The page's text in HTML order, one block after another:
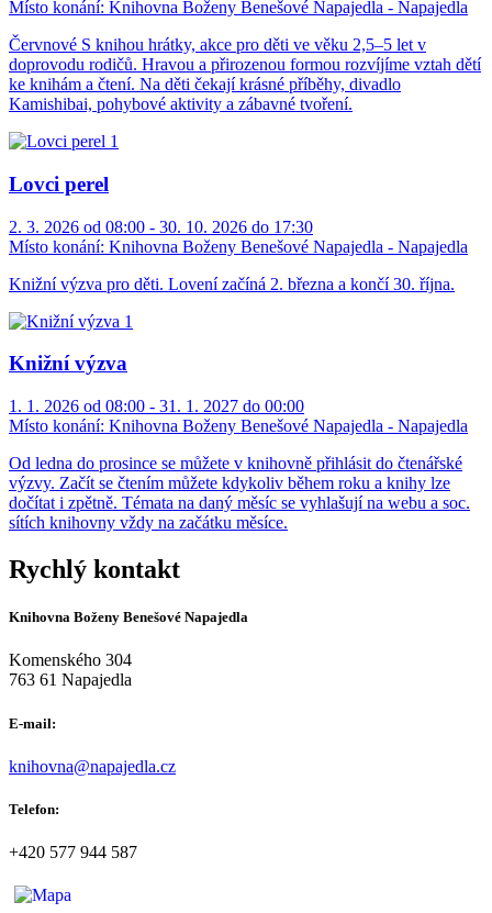
Místo konání: Knihovna Boženy Benešové Napajedla - Napajedla
Červnové S knihou hrátky, akce pro děti ve věku 2,5–5 let v
doprovodu rodičů. Hravou a přirozenou formou rozvíjíme vztah dětí
ke knihám a čtení. Na děti čekají krásné příběhy, divadlo
Kamishibai, pohybové aktivity a zábavné tvoření.
Lovci perel
2. 3. 2026 od 08:00 - 30. 10. 2026 do 17:30
Místo konání: Knihovna Boženy Benešové Napajedla - Napajedla
Knižní výzva pro děti. Lovení začíná 2. března a končí 30. října.
Knižní výzva
1. 1. 2026 od 08:00 - 31. 1. 2027 do 00:00
Místo konání: Knihovna Boženy Benešové Napajedla - Napajedla
Od ledna do prosince se můžete v knihovně přihlásit do čtenářské
výzvy. Začít se čtením můžete kdykoliv během roku a knihy lze
dočítat i zpětně. Témata na daný měsíc se vyhlašují na webu a soc.
sítích knihovny vždy na začátku měsíce.
Rychlý kontakt
Knihovna Boženy Benešové Napajedla
Komenského 304
763 61 Napajedla
E-mail:
knihovna@napajedla.cz
Telefon:
+420 577 944 587